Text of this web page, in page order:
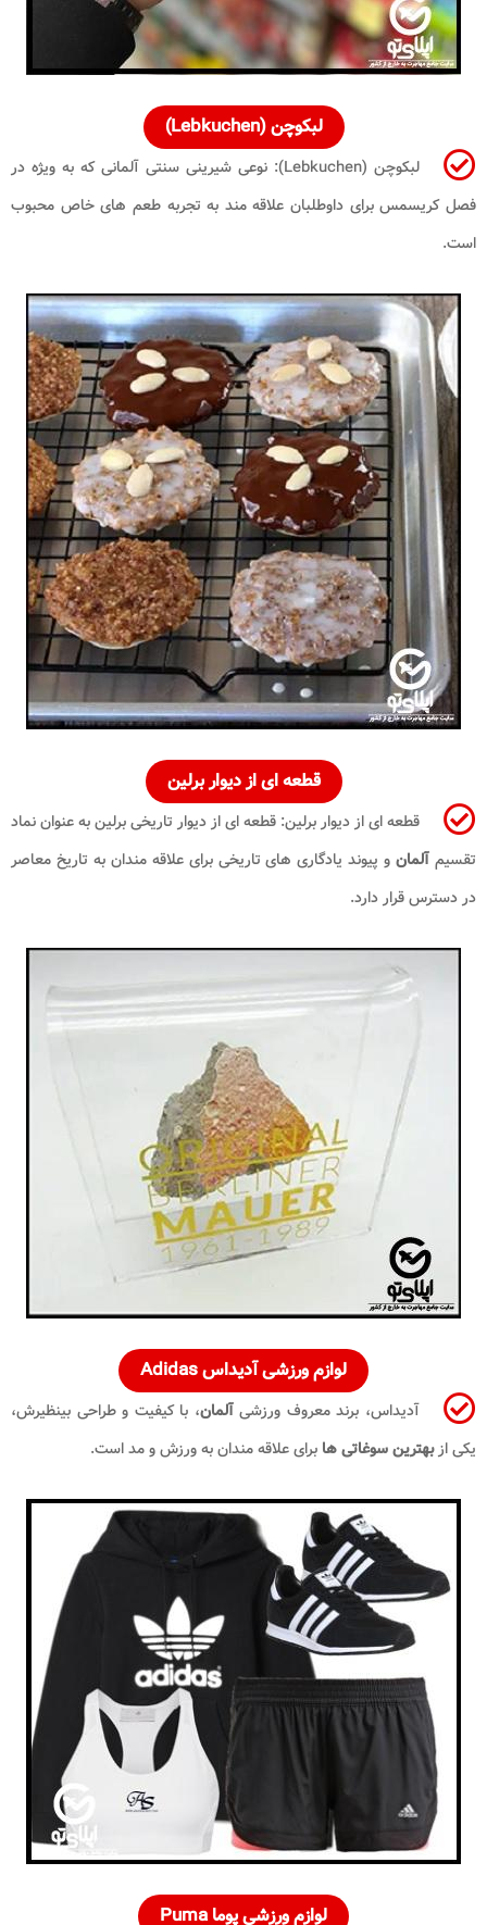
لبکوچن (Lebkuchen)
لبکوچن (Lebkuchen): نوعی شیرینی سنتی آلمانی که به ویژه در
فصل کریسمس برای داوطلبان علاقه مند به تجربه طعم های خاص محبوب
است.
قطعه ای از دیوار برلین
قطعه ای از دیوار برلین: قطعه ای از دیوار تاریخی برلین به عنوان نماد
تقسیمآلمانو پیوند یادگاری های تاریخی برای علاقه مندان به تاریخ معاصر
در دسترس قرار دارد.
لوازم ورزشی آدیداس Adidas
آدیداس، برند معروف ورزشیآلمان، با کیفیت و طراحی بینظیرش،
یکی ازبهترین سوغاتی ‌ها برای علاقه‌ مندان به ورزش و مد است.
لوازم ورزشی پوما Puma